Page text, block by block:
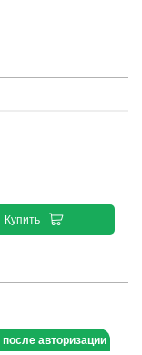
Купить
авторизации